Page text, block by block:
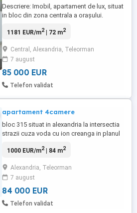
Descriere: Imobil, apartament de lux, situat
in bloc din zona centrala a orașului.
patru, șase, patru, doi, șapte, patru, patru,
Interiorul este gândit pentru o experiență
unică care să te detașeze de tumultul
citadin ...
1181 EUR/m2| 72 m2
Central, Alexandria, Teleorman
7 august
85 000 EUR
Telefon validat
apartament 4camere
bloc 315 situat in alexandria la intersectia
strazii cuza voda cu ion creanga in planul
hidroizolat liber nelocuit de 6 ani are gaze
construit in 1978 o singura scara luminata
si aerisita vecini linistiti si decenti locuri
parcare ...
1000 EUR/m2| 84 m2
Alexandria, Teleorman
7 august
84 000 EUR
Telefon validat